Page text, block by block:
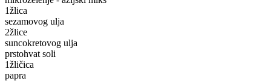
1žlica
sezamovog ulja
2žlice
suncokretovog ulja
prstohvat soli
1žličica
papra